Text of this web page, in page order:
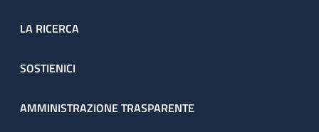
LA RICERCA
SOSTIENICI
AMMINISTRAZIONE TRASPARENTE